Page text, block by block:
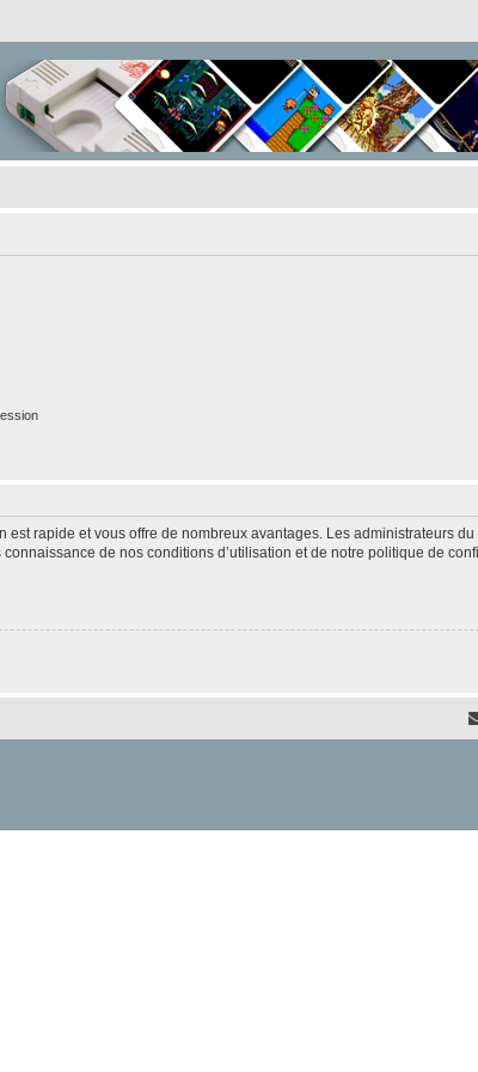
est rapide et vous offre de nombreux avantages. Les administrateurs
de nos conditions d’utilisation et de notre politique de